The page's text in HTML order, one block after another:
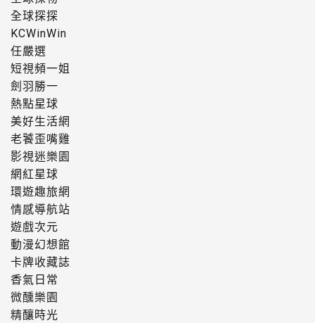
全球探探
KCWinWin
任嚴選
短視頻一姐
劍羽勝一
熱點星球
美好生活網
老饕歪嘴雞
影視迷樂園
網紅星球
環遊趣旅網
情感導航站
遊戲次元
動漫幻想館
卡牌收藏誌
香氣日常
微醺樂園
精釀時光